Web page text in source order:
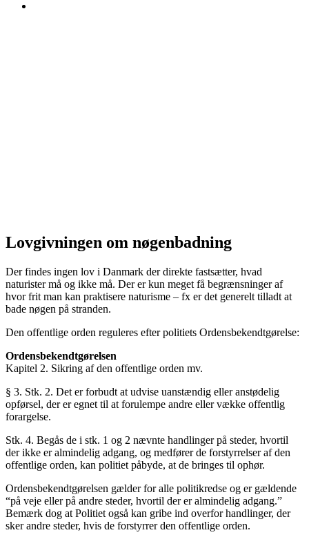
Lovgivningen om nøgenbadning
Der findes ingen lov i Danmark der direkte fastsætter, hvad
naturister må og ikke må. Der er kun meget få begrænsninger af
hvor frit man kan praktisere naturisme – fx er det generelt tilladt at
bade nøgen på stranden.
Den offentlige orden reguleres efter politiets Ordensbekendtgørelse:
Ordensbekendtgørelsen
Kapitel 2. Sikring af den offentlige orden mv.
§ 3. Stk. 2. Det er forbudt at udvise uanstændig eller anstødelig
opførsel, der er egnet til at forulempe andre eller vække offentlig
forargelse.
Stk. 4. Begås de i stk. 1 og 2 nævnte handlinger på steder, hvortil
der ikke er almindelig adgang, og medfører de forstyrrelser af den
offentlige orden, kan politiet påbyde, at de bringes til ophør.
Ordensbekendtgørelsen gælder for alle politikredse og er gældende
“på veje eller på andre steder, hvortil der er almindelig adgang.”
Bemærk dog at Politiet også kan gribe ind overfor handlinger, der
sker andre steder, hvis de forstyrrer den offentlige orden.